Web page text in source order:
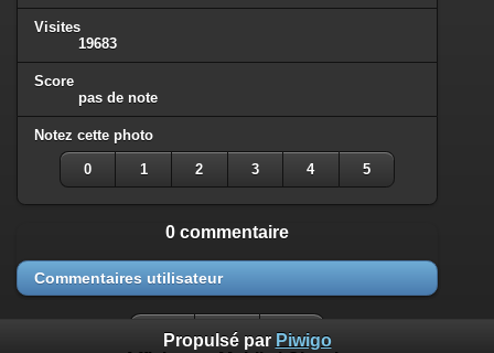
Visites
19683
Score
pas de note
Notez cette photo
0 1 2 3 4 5
0 commentaire
Commentaires utilisateur
Propulsé par Piwigo